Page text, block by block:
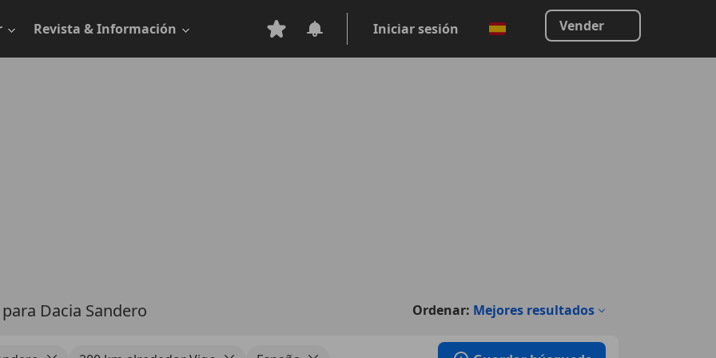
Revista & Información Iniciar sesión Vender
para Dacia Sandero Ordenar: Mejores resultados